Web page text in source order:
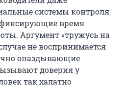
системы контроля
время
Аргумент «тружусь на
не воспринимается
опаздывающие
доверия у
так халатно